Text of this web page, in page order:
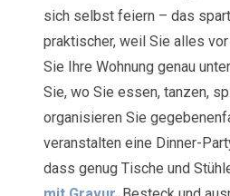
sich selbst feiern – das
praktischer, weil Sie alles vor
Sie Ihre Wohnung genau
Sie, wo Sie essen, tanzen,
organisieren Sie
veranstalten eine Dinner-
dass genug Tische und